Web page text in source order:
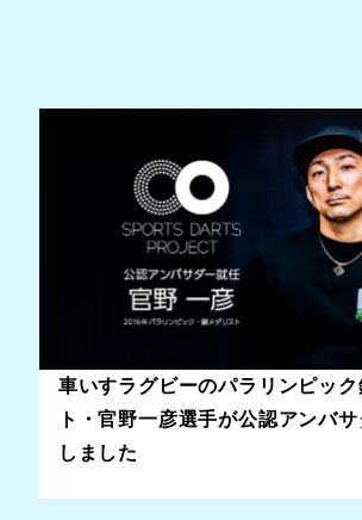
車いすラグビーのパラリンピック
ト・官野一彦選手が公認アンバ
しました